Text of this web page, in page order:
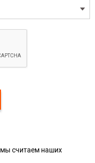
мы считаем наших